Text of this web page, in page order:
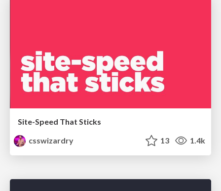
Site-Speed That Sticks
csswizardry
13 1.4k